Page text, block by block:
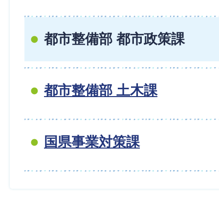
都市整備部 都市政策課
都市整備部 土木課
国県事業対策課